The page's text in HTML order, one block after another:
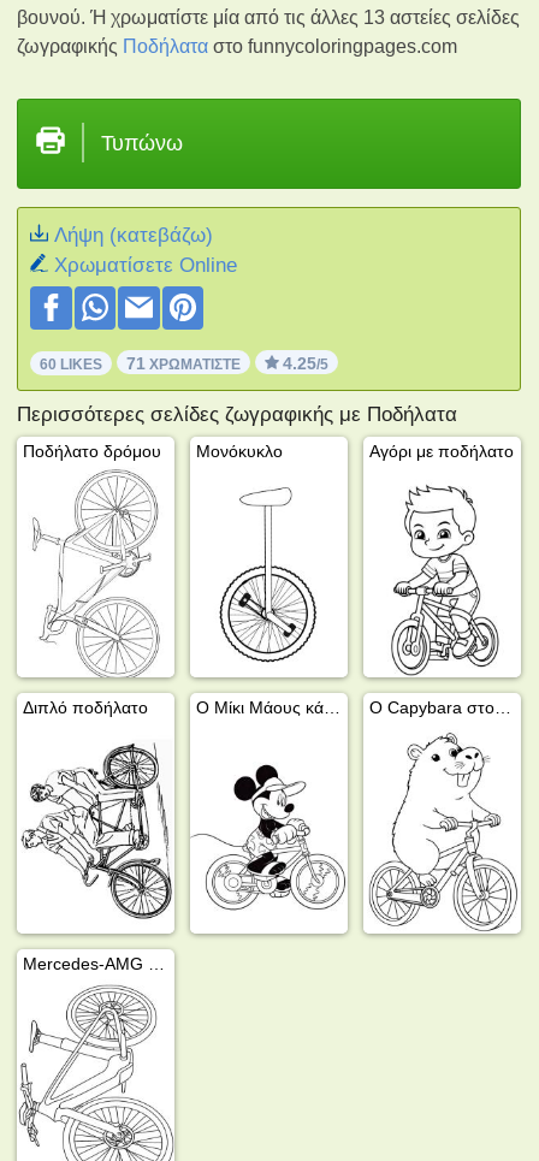
βουνού. Ή χρωματίστε μία από τις άλλες 13 αστείες σελίδες
ζωγραφικής Ποδήλατα στο funnycoloringpages.com
Τυπώνω
Λήψη (κατεβάζω)
Xρωματίσετε Online
60 LIKES 71 ΧΡΩΜΑΤΊΣΤΕ 4.25/5
Περισσότερες σελίδες ζωγραφικής με Ποδήλατα
Ποδήλατο δρόμου Μονόκυκλο Αγόρι με ποδήλατο
Διπλό ποδήλατο